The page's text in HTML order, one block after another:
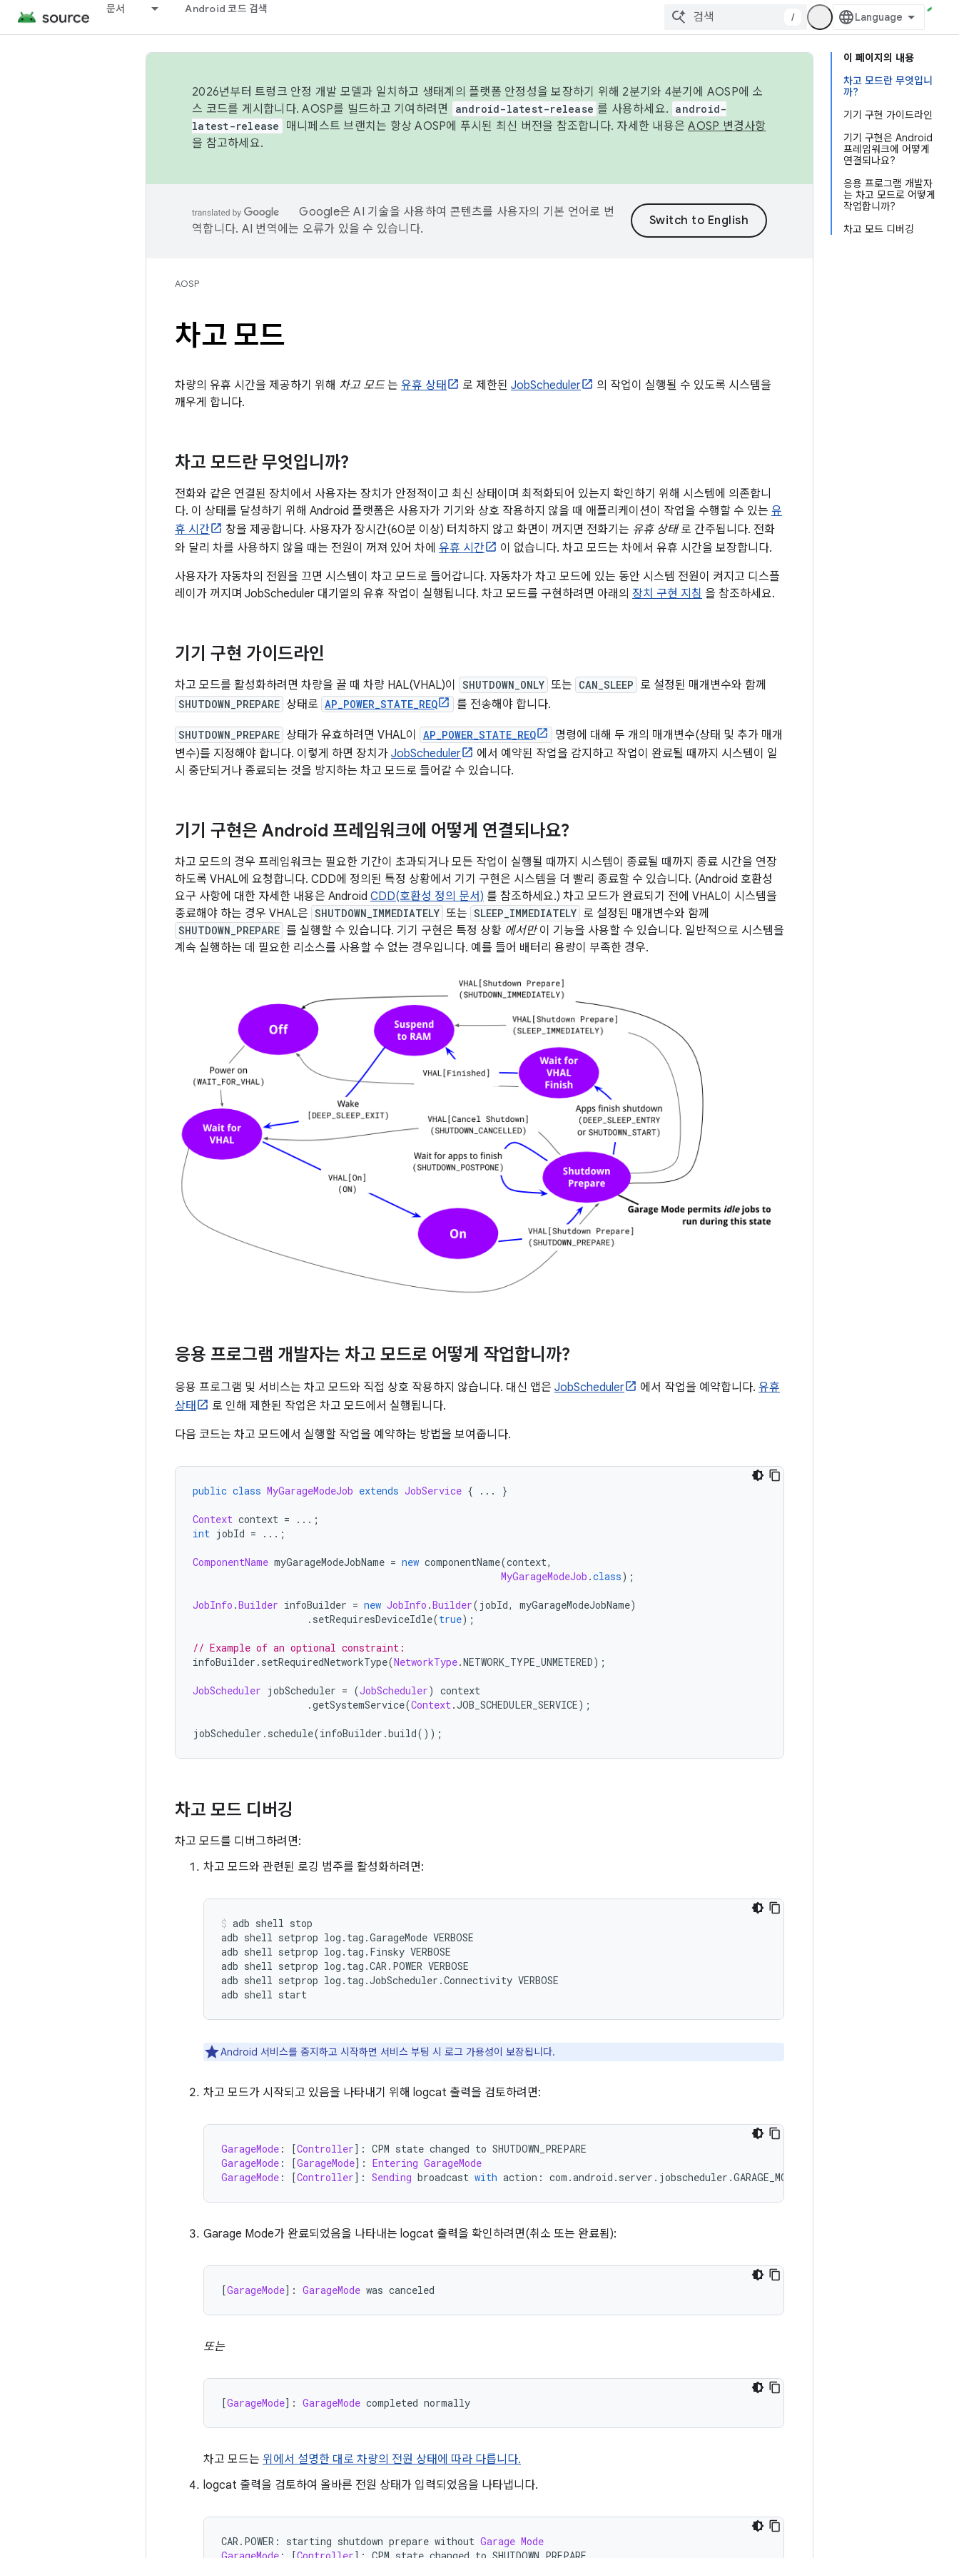
문서 Android 코드 검색
/
이 페이지의 내용
차고 모드란 무엇입니
까?
기기 구현 가이드라인
기기 구현은 Android
프레임워크에 어떻게
연결되나요?
응용 프로그램 개발자
는 차고 모드로 어떻게
작업합니까?
차고 모드 디버깅
2026년부터 트렁크 안정 개발 모델과 일치하고 생태계의 플랫폼 안정성을 보장하기 위해 2분기와 4분기에 AOSP에 소
스 코드를 게시합니다. AOSP를 빌드하고 기여하려면
android-latest-release 를 사용하세요. android-
latest-release
매니페스트 브랜치는 항상 AOSP에 푸시된 최신 버전을 참조합니다. 자세한 내용은AOSP 변경사항
을 참고하세요.
Google은 AI 기술을 사용하여 콘텐츠를 사용자의 기본 언어로 번
역합니다. AI 번역에는 오류가 있을 수 있습니다.
AOSP
차고 모드
차량의 유휴 시간을 제공하기 위해 차고 모드 는 유휴 상태 로 제한된 JobScheduler
의 작업이 실행될 수 있도록 시스템을
깨우게 합니다.
차고 모드란 무엇입니까?
전화와 같은 연결된 장치에서 사용자는 장치가 안정적이고 최신 상태이며 최적화되어 있는지 확인하기 위해 시스템에 의존합니
다. 이 상태를 달성하기 위해 Android 플랫폼은 사용자가 기기와 상호 작용하지 않을 때 애플리케이션이 작업을 수행할 수 있는 유
휴 시간
창을 제공합니다. 사용자가 장시간(60분 이상) 터치하지 않고 화면이 꺼지면 전화기는 유휴 상태로 간주됩니다. 전화
와 달리 차를 사용하지 않을 때는 전원이 꺼져 있어 차에 유휴 시간
이 없습니다. 차고 모드는 차에서 유휴 시간을 보장합니다.
사용자가 자동차의 전원을 끄면 시스템이 차고 모드로 들어갑니다. 자동차가 차고 모드에 있는 동안 시스템 전원이 켜지고 디스플
레이가 꺼지며 JobScheduler 대기열의 유휴 작업이 실행됩니다. 차고 모드를 구현하려면 아래의 장치 구현 지침 을 참조하세요.
기기 구현 가이드라인
차고 모드를 활성화하려면 차량을 끌 때 차량 HAL(VHAL)이 SHUTDOWN_ONLY 또는 CAN_SLEEP 로 설정된 매개변수와 함께
SHUTDOWN_PREPARE 상태로 AP_POWER_STATE_REQ 를 전송해야 합니다.
SHUTDOWN_PREPARE 상태가 유효하려면 VHAL이 AP_POWER_STATE_REQ
명령에 대해 두 개의 매개변수(상태 및 추가 매개
변수)를 지정해야 합니다. 이렇게 하면 장치가 JobScheduler
에서 예약된 작업을 감지하고 작업이 완료될 때까지 시스템이 일
시 중단되거나 종료되는 것을 방지하는 차고 모드로 들어갈 수 있습니다.
기기 구현은 Android 프레임워크에 어떻게 연결되나요?
차고 모드의 경우 프레임워크는 필요한 기간이 초과되거나 모든 작업이 실행될 때까지 시스템이 종료될 때까지 종료 시간을 연장
하도록 VHAL에 요청합니다. CDD에 정의된 특정 상황에서 기기 구현은 시스템을 더 빨리 종료할 수 있습니다. (Android 호환성
요구 사항에 대한 자세한 내용은 Android CDD(호환성 정의 문서) 를 참조하세요.) 차고 모드가 완료되기 전에 VHAL이 시스템을
종료해야 하는 경우 VHAL은 SHUTDOWN_IMMEDIATELY 또는 SLEEP_IMMEDIATELY 로 설정된 매개변수와 함께
SHUTDOWN_PREPARE 를 실행할 수 있습니다. 기기 구현은 특정 상황 에서만이 기능을 사용할 수 있습니다. 일반적으로 시스템을
계속 실행하는 데 필요한 리소스를 사용할 수 없는 경우입니다. 예를 들어 배터리 용량이 부족한 경우.
응용 프로그램 개발자는 차고 모드로 어떻게 작업합니까?
응용 프로그램 및 서비스는 차고 모드와 직접 상호 작용하지 않습니다. 대신 앱은 JobScheduler 에서 작업을 예약합니다. 유휴
상태
로 인해 제한된 작업은 차고 모드에서 실행됩니다.
다음 코드는 차고 모드에서 실행할 작업을 예약하는 방법을 보여줍니다.
public class MyGarageModeJob extends JobService { ... }
Context context =
...;
int jobId = ...;
ComponentName myGarageModeJobName = new componentName(context,
MyGarageModeJob .class);
JobInfo .Builder infoBuilder = new JobInfo .Builder( jobId, myGarageModeJobName)
. setRequiresDeviceIdle(true);
// Example of an optional constraint:
infoBuilder . setRequiredNetworkType(NetworkType.NETWORK_TYPE_UNMETERED);
JobScheduler jobScheduler = (JobScheduler) context
.getSystemService(Context.JOB_SCHEDULER_SERVICE);
jobScheduler . schedule(infoBuilder .build());
차고 모드 디버깅
차고 모드를 디버그하려면:
차고 모드와 관련된 로깅 범주를 활성화하려면:
adb shell stop
adb shell setprop log.tag.GarageMode VERBOSE
adb shell setprop log.tag.Finsky VERBOSE
adb shell setprop log.tag.CAR.POWER VERBOSE
adb shell setprop log.tag.JobScheduler.Connectivity VERBOSE
Android 서비스를 중지하고 시작하면 서비스 부팅 시 로그 가용성이 보장됩니다.
차고 모드가 시작되고 있음을 나타내기 위해 logcat 출력을 검토하려면:
GarageMode : [Controller]: CPM state changed to SHUTDOWN_PREPARE
GarageMode : [GarageMode]: Entering GarageMode
GarageMode : [Controller]: Sending broadcast with action : com .android . server . jobscheduler .GARAGE_MODE_ON
Garage Mode가 완료되었음을 나타내는 logcat 출력을 확인하려면(취소 또는 완료됨):
[GarageMode]: GarageMode was canceled
또는
[GarageMode]: GarageMode completed normally
차고 모드는 위에서 설명한 대로 차량의 전원 상태에 따라 다릅니다.
logcat 출력을 검토하여 올바른 전원 상태가 입력되었음을 나타냅니다.
CAR . POWER : starting shutdown prepare without Garage Mode